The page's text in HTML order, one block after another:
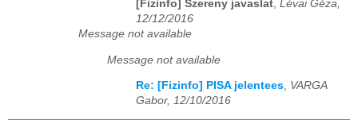
[Fizinfo] Szereny javaslat Lévai Géza,
12/12/2016
Message not available
Message not available
Re: [Fizinfo] PISA jelentees, VARGA
Gabor, 12/10/2016